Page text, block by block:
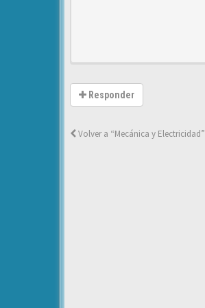
Responder
Volver a “Mecánica y Electricidad”